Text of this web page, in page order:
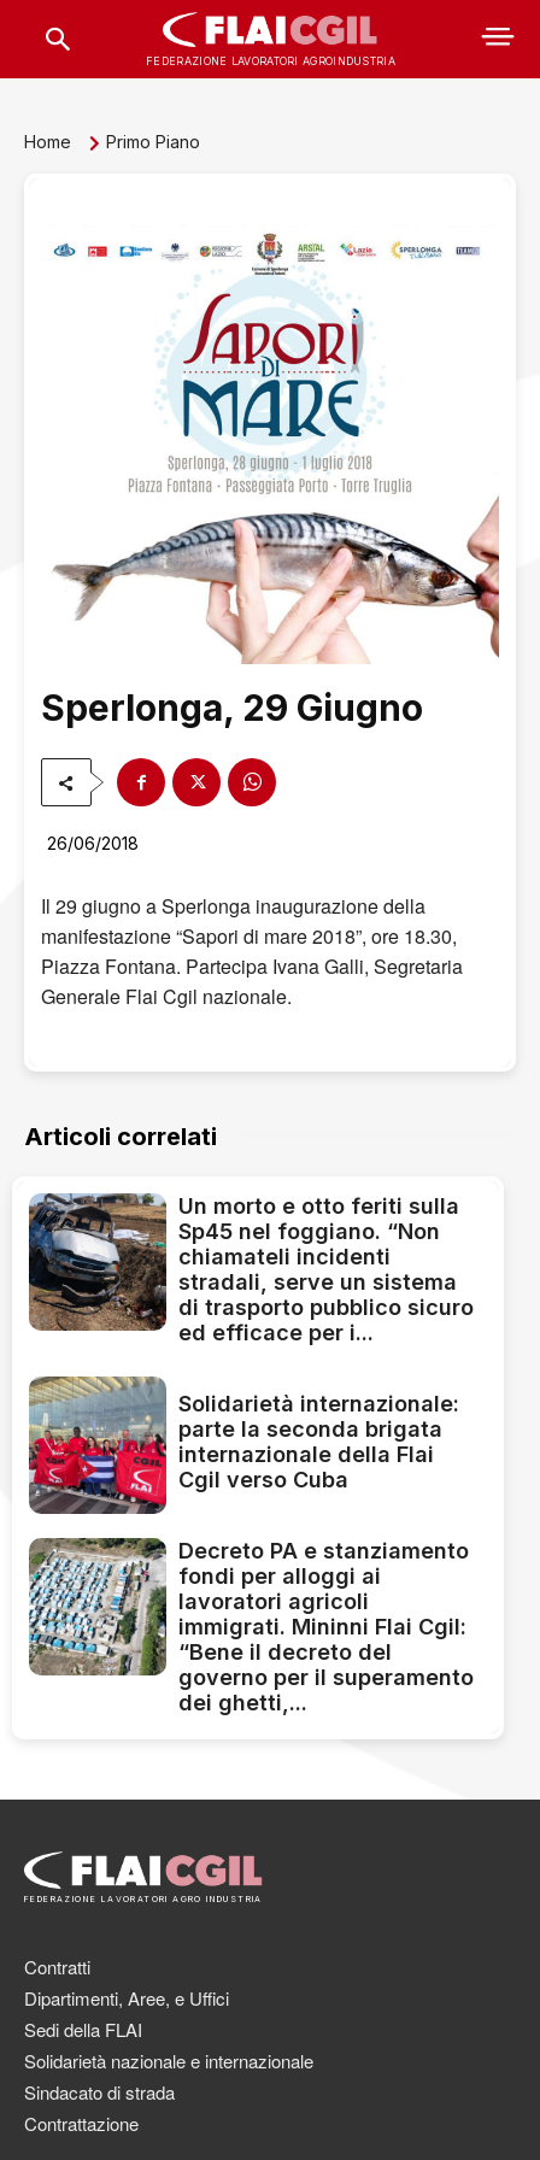
FEDERAZIONE LAVORATORI AGROINDUSTRIA
Home Primo Piano
Sperlonga, 29 Giugno
26/06/2018
Il 29 giugno a Sperlonga inaugurazione della
manifestazione “Sapori di mare 2018”, ore 18.30,
Piazza Fontana. Partecipa Ivana Galli, Segretaria
Generale Flai Cgil nazionale.
Articoli correlati
Un morto e otto feriti sulla
Sp45 nel foggiano. “Non
chiamateli incidenti
stradali, serve un sistema
di trasporto pubblico sicuro
ed efficace per i...
Solidarietà internazionale:
parte la seconda brigata
internazionale della Flai
Cgil verso Cuba
Decreto PA e stanziamento
fondi per alloggi ai
lavoratori agricoli
immigrati. Mininni Flai Cgil:
“Bene il decreto del
governo per il superamento
dei ghetti,...
FEDERAZIONE LAVORATORI AGRO INDUSTRIA
Contratti
Dipartimenti, Aree, e Uffici
Sedi della FLAI
Solidarietà nazionale e internazionale
Sindacato di strada
Contrattazione